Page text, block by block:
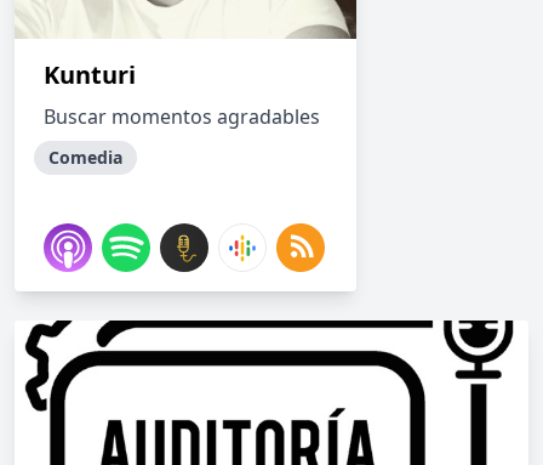
Kunturi
Buscar momentos agradables
Comedia